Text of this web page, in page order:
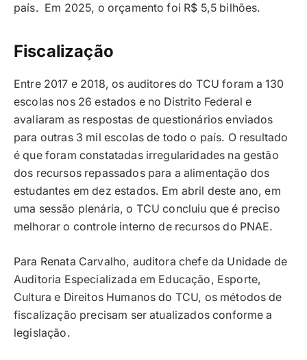
país. Em 2025, o orçamento foi R$ 5,5 bilhões.
Fiscalização
Entre 2017 e 2018, os auditores do TCU foram a 130
escolas nos 26 estados e no Distrito Federal e
avaliaram as respostas de questionários enviados
para outras 3 mil escolas de todo o país. O resultado
é que foram constatadas irregularidades na gestão
dos recursos repassados para a alimentação dos
estudantes em dez estados. Em abril deste ano, em
uma sessão plenária, o TCU concluiu que é preciso
melhorar o controle interno de recursos do PNAE.
Para Renata Carvalho, auditora chefe da Unidade de
Auditoria Especializada em Educação, Esporte,
Cultura e Direitos Humanos do TCU, os métodos de
fiscalização precisam ser atualizados conforme a
legislação.